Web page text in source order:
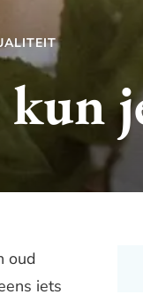
oud
iets